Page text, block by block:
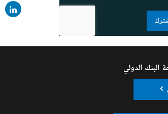
الدولي